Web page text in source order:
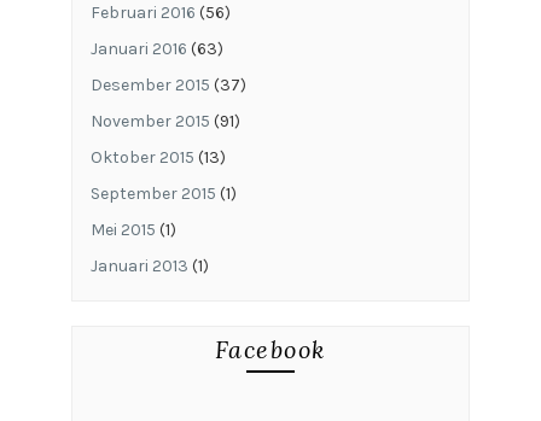
Februari 2016 (56)
Januari 2016 (63)
Desember 2015 (37)
November 2015 (91)
Oktober 2015 (13)
September 2015 (1)
Mei 2015 (1)
Januari 2013 (1)
Facebook